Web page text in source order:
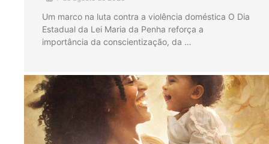
Um marco na luta contra a violência doméstica O Dia
Estadual da Lei Maria da Penha reforça a
importância da conscientização, da …